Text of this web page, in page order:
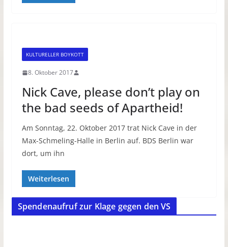
KULTURELLER BOYKOTT
8. Oktober 2017
Nick Cave, please don’t play on
the bad seeds of Apartheid!
Am Sonntag, 22. Oktober 2017 trat Nick Cave in der
Max-Schmeling-Halle in Berlin auf. BDS Berlin war
dort, um ihn
Weiterlesen
Spendenaufruf zur Klage gegen den VS